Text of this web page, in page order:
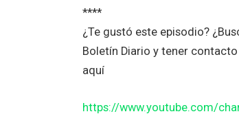
****
¿Te gustó este episodio?
Boletín Diario y tener
aquí
https://www.youtube.com/